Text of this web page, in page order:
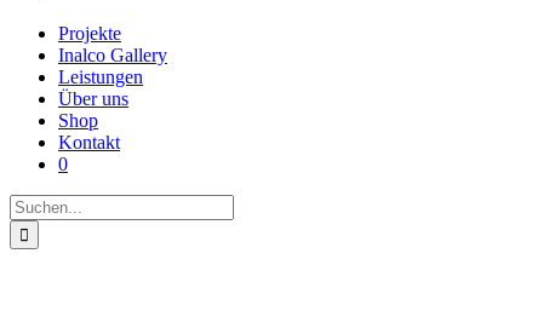
Projekte
Inalco Gallery
Leistungen
Über uns
Shop
Kontakt
0
Suche
nach: